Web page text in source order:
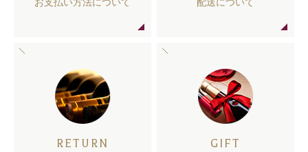
RETURN GIFT